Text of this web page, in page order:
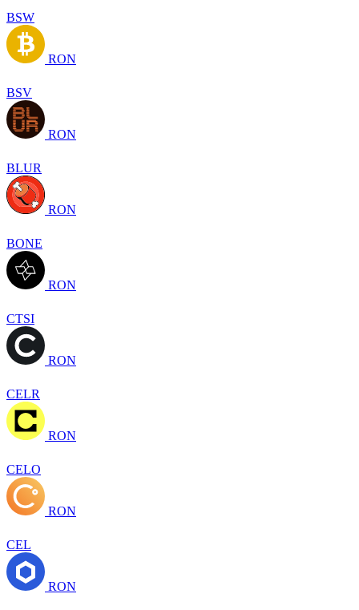
BSW
RON
BSV
RON
BLUR
RON
BONE
RON
CTSI
RON
CELR
RON
CELO
RON
CEL
RON